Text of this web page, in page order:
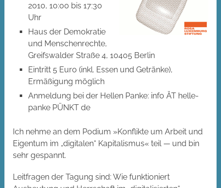
2010, 10:00 bis 17:30
Uhr
Haus der Demokratie
und Menschenrechte,
Greifswalder Straße 4, 10405 Berlin
Eintritt 5 Euro (inkl. Essen und Getränke),
Ermäßigung möglich
Anmeldung bei der Hellen Panke: info ÄT helle-
panke PÜNKT de
Ich nehme an dem Podium »Konflikte um Arbeit und
Eigentum im „digitalen“ Kapitalismus« teil — und bin
sehr gespannt.
Leitfragen der Tagung sind: Wie funktioniert